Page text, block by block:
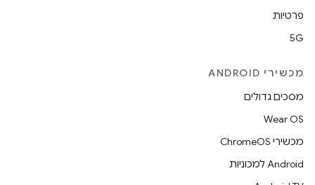
פרטיות
5G
מכשירי ANDROID
מסכים גדולים
Wear OS
מכשירי ChromeOS
Android למכוניות